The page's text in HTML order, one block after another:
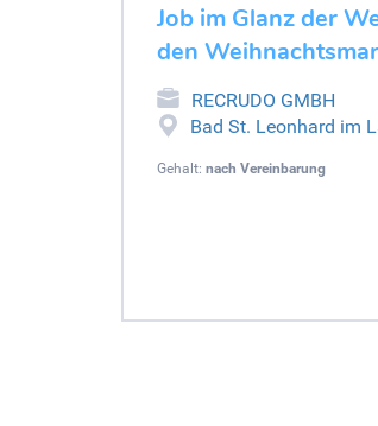
Job im Glanz der
den
RECRUDO GMBH
Bad St. Leonhard im
Gehalt: nach Vereinbarung